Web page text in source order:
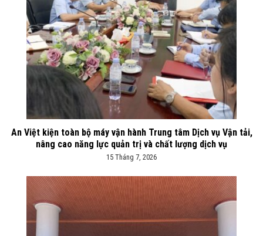
An Việt kiện toàn bộ máy vận hành Trung tâm Dịch vụ Vận tải,
nâng cao năng lực quản trị và chất lượng dịch vụ
15 Tháng 7, 2026